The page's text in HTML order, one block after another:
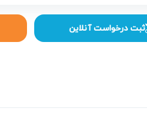
ثبت درخواست آنلاین